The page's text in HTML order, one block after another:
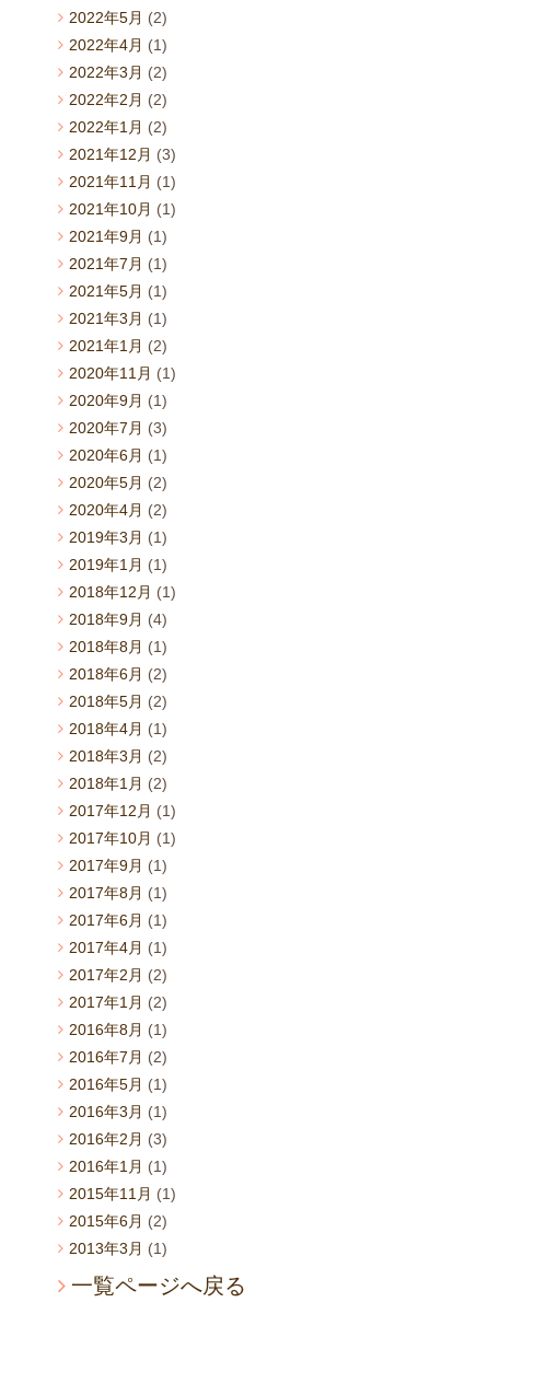
2022年5月 (2)
2022年4月 (1)
2022年3月 (2)
2022年2月 (2)
2022年1月 (2)
2021年12月 (3)
2021年11月 (1)
2021年10月 (1)
2021年9月 (1)
2021年7月 (1)
2021年5月 (1)
2021年3月 (1)
2021年1月 (2)
2020年11月 (1)
2020年9月 (1)
2020年7月 (3)
2020年6月 (1)
2020年5月 (2)
2020年4月 (2)
2019年3月 (1)
2019年1月 (1)
2018年12月 (1)
2018年9月 (4)
2018年8月 (1)
2018年6月 (2)
2018年5月 (2)
2018年4月 (1)
2018年3月 (2)
2018年1月 (2)
2017年12月 (1)
2017年10月 (1)
2017年9月 (1)
2017年8月 (1)
2017年6月 (1)
2017年4月 (1)
2017年2月 (2)
2017年1月 (2)
2016年8月 (1)
2016年7月 (2)
2016年5月 (1)
2016年3月 (1)
2016年2月 (3)
2016年1月 (1)
2015年11月 (1)
2015年6月 (2)
2013年3月 (1)
一覧ページへ戻る